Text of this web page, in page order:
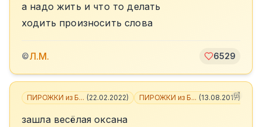
а надо жить и что то делать
ходить произносить слова
©Л.М. 6529
ПИРОЖКИ из Б... (22.02.2022) ПИРОЖКИ из Б... (13.08.2017)
зашла весёлая оксана